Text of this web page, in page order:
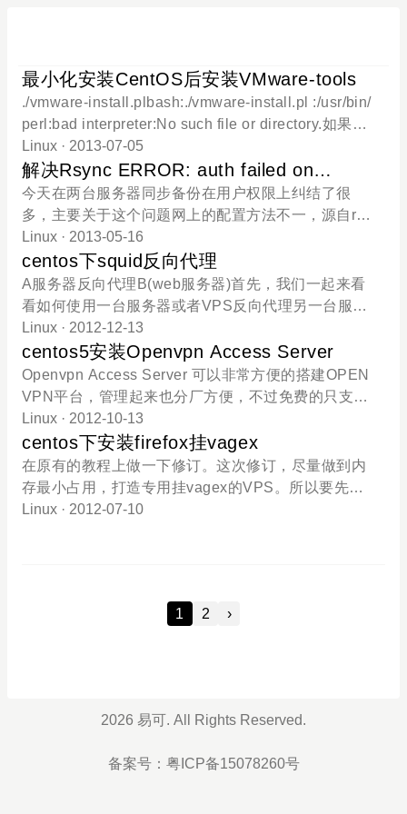
最小化安装CentOS后安装VMware-tools
./vmware-install.plbash:./vmware-install.pl :/usr/bin/
perl:bad interpreter:No such file or directory.如果出
现这个提示，则表明系统没有安装Perl环境，可以使
用如下命令来提供Perl支持：yum groupinstall "Perl
Support" Searching for GCC...The path "" is not vali
d path to the gcc binary.Would you like to change i
t? [yes]如果出现这个就表明gcc没有安装 yum install
gcc gcc-c++ automake make将编译环境一次装好 Se
arching for a valid kernel header path...The path "" i
s not valid.Would you like to change it? [yes]如果出
现这个就表示kernel-devel包没有安装 yum insta
Linux · 2013-07-05
解决Rsync ERROR: auth failed on
module
今天在两台服务器同步备份在用户权限上纠结了很
多，主要关于这个问题网上的配置方法不一，源自rsy
nc版本不一致。Rsync 版本[root@mail video]# rsyn
c –version rsync version 3.0.6 protocol version 30
Copyright (C) 1996-2009 by Andrew Tridgell, Wayn
e Davison, and others. Web site: rsync.samba.org
Capabilities: 64-bit files, 64-bit inums, 64-bit timest
amps, 64-bit long ints, socketpairs, hardlinks, symli
nks, IPv6, batchfiles, inplace, append, ACLs, xattrs,
iconv, no symtimesrsync comes with ABSOLUTELY
NO WARRANTY. This is free software, and you are
welcome to
Linux · 2013-05-16
centos下squid反向代理
A服务器反向代理B(web服务器)首先，我们一起来看
看如何使用一台服务器或者VPS反向代理另一台服务
器或者另一个服务器上的域名。我们假设用于squid的
服务器为A，而真实后端web服务器为B。首先，在A
服务器编译squid，以root账户ssh登陆A，运行下列
命令(本文基于CentOS 5.* 32bit)yum install squid编
译过程很快，如果有安装httpd，可以移除之。yum re
move httpd接下来是最重要的部分，编辑squid.conf
文件(文件位置/etc/squid/)，squid.conf配置项目较
多，网络上关于常规的设定教程也很多，本文我们主
要是记录能使用它反代另一台服务器或者域名，所
y.com上面的...换成您的web服务器IP，如果有
Linux · 2012-12-13
centos5安装Openvpn Access Server
Openvpn Access Server 可以非常方便的搭建OPEN
VPN平台，管理起来也分厂方便，不过免费的只支持
2用户，自己用用还是不错的。先下载wget http://swu
pdate.openvpn.org/as/openvpn-as-1.8.4-CentOS5.i
386.rpm安装rpm -ivh openvpn-as-1.8.4-CentOS5.i3
86.rpm然后记住两个地址管理地址 https://IP:943/ad
min登陆地址 https://IP:943默认管理用户是 openvpn
Linux · 2012-10-13
centos下安装firefox挂vagex
在原有的教程上做一下修订。这次修订，尽量做到内
存最小占用，打造专用挂vagex的VPS。所以要先清
理下系统，如果你的VPS有做其他用途，那么这个命
onfig/vncservers把下面的内容复制到打开文件的最后
c/xstartup删除原配置文件中的所有，填入下面的内容
Linux · 2012-07-10
1 2 ›
2026 易可. All Rights Reserved.
备案号： 粤ICP备15078260号